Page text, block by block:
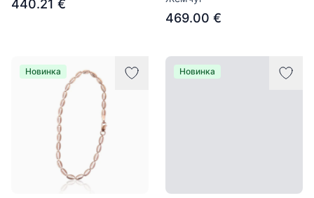
440.21 €
469.00 €
Новинка Новинка